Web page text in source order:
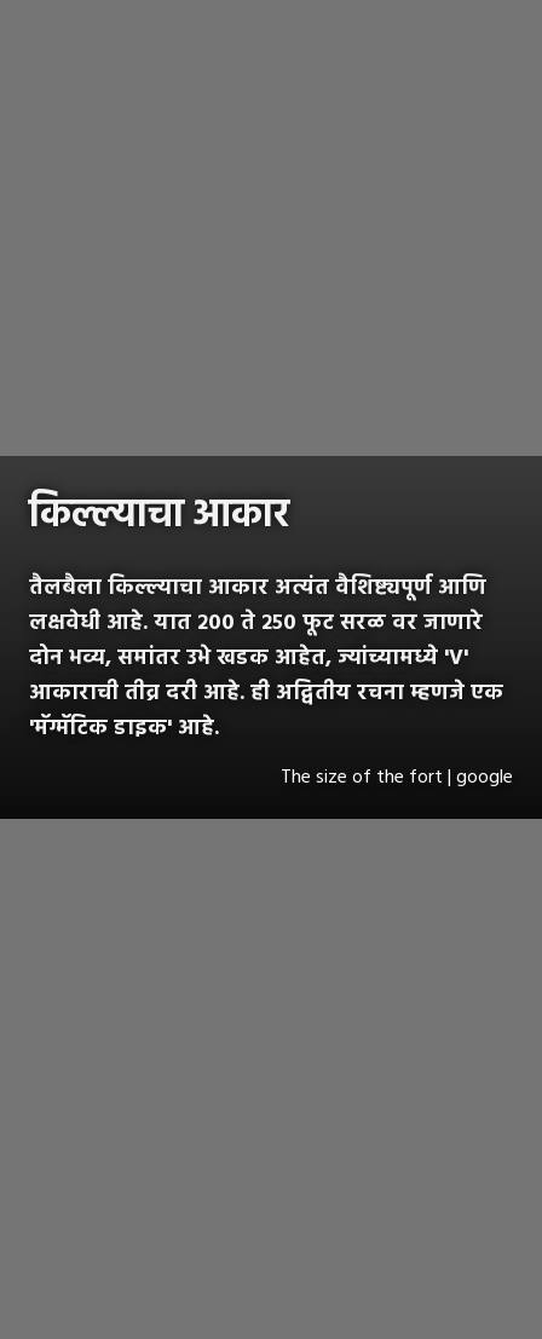
किल्ल्याचा आकार
तैलबैला किल्ल्याचा आकार अत्यंत वैशिष्ट्यपूर्ण आणि
लक्षवेधी आहे. यात २०० ते २५० फूट सरळ वर जाणारे
दोन भव्य, समांतर उभे खडक आहेत, ज्यांच्यामध्ये 'V'
आकाराची तीव्र दरी आहे. ही अद्वितीय रचना म्हणजे एक
'मॅग्मॅटिक डाइक' आहे.
The size of the fort | google